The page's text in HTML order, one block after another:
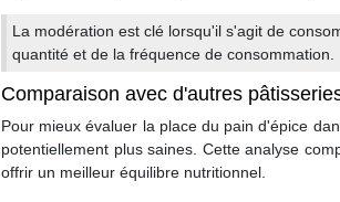
La modération est clé lorsqu'il s'agit de
quantité et de la fréquence de consommation.
Comparaison avec d'autres
Pour mieux évaluer la place du pain d'épice
potentiellement plus saines. Cette analyse
offrir un meilleur équilibre nutritionnel.